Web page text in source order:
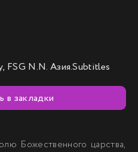
N.N. Азия.Subtitles
в закладки
Божественного царства,